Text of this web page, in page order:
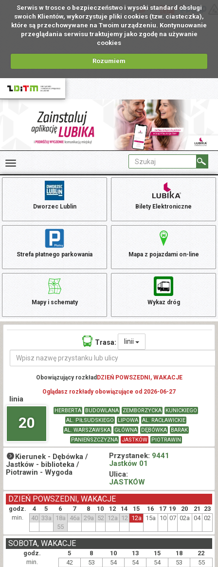
Serwis w trosce o bezpieczeństwo i wysoki standard obsługi
swoich Klientów, wykorzystuje pliki cookies (tzw. ciasteczka),
które są przechowywane na Twoim urządzeniu. Kontynuowanie
przeglądania serwisu traktujemy jako zgodę na używanie
cookies
Rozumiem
PL
Dworzec Lublin Bilety Elektroniczne
Strefa płatnego parkowania Mapa z pojazdami on-line
Mapy i schematy Wykaz dróg
Trasa: linii
Obowiązujący rozkład DZIEŃ POWSZEDNI, WAKACJE
Oglądasz rozkłady obowiązujące od 2026-06-27
linia
20
HERBERTA BUDOWLANA ZEMBORZYCKA
KUNICKIEGO
AL. PIŁSUDSKIEGO
LIPOWA
AL. RACŁAWICKIE
AL. WARSZAWSKA
GŁÓWNA DĘBÓWKA
BARAK
PANIEŃSZCZYZNA
JASTKÓW PIOTRAWIN
Kierunek - Dębówka /
Jastków - biblioteka /
Piotrawin - Wygoda
Przystanek: 9441
Jastków 01
Ulica:
JASTKÓW
godz. 4 5 6 7 8 10 12 14 15 16 17 19 20 21 23
DZIEŃ POWSZEDNI, WAKACJE
min. 40 33a
18a
55
46a 29a 52 12a 12 12a 15a 10 07 02a 04 02
godz. 5 8 10 13 15 18 22
SOBOTA, WAKACJE
min. 42 53 54 54 54 53 55